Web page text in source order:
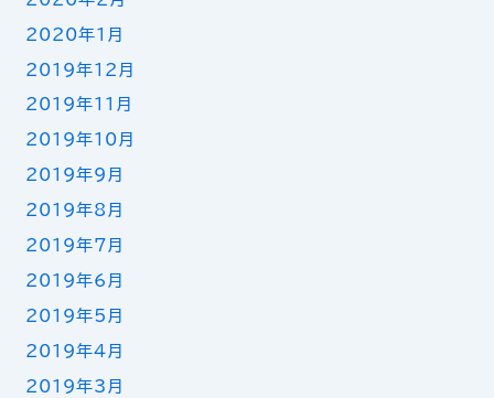
2020年1月
2019年12月
2019年11月
2019年10月
2019年9月
2019年8月
2019年7月
2019年6月
2019年5月
2019年4月
2019年3月